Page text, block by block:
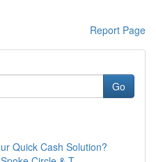
Report Page
Go
Quick Cash Solution?